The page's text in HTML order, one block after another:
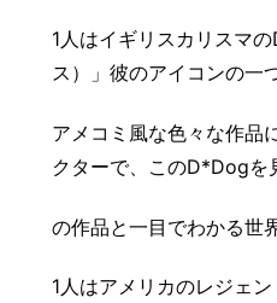
1人はイギリスカリスマ
ス）」彼のアイコンの一
アメコミ風な色々な作品
クターで、このD*Dogを
の作品と一目でわかる世
1人はアメリカのレジェ